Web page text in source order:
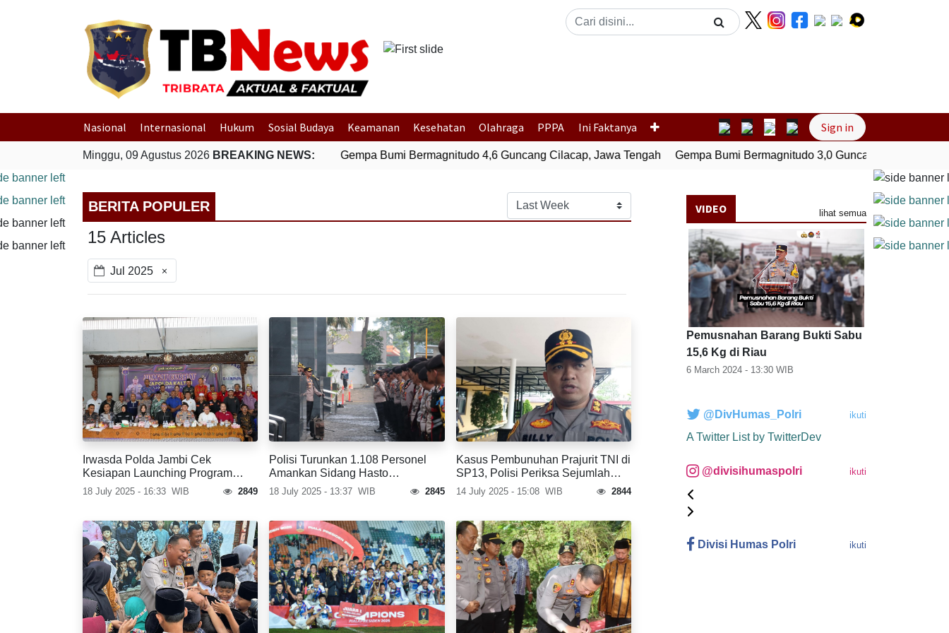
Nasional Internasional Hukum Sosial Budaya Keamanan Kesehatan Olahraga PPPA Ini Faktanya Sign in
Minggu, 09 Agustus 2026 BREAKING NEWS: Gempa Bumi Bermagnitudo 4,6 Guncang Cilacap, Jawa Tengah Gempa Bumi Bermagnitudo 3,0 Guncang Pesisir Barat,
BERITA POPULER
15 Articles
Jul 2025 ×
Irwasda Polda Jambi Cek
Kesiapan Launching Program
Pemenuhan Gizi
18 July 2025 - 16:33 WIB 2849
Polisi Turunkan 1.108 Personel
Amankan Sidang Hasto
Kristiyanto, di PN Jakpus
18 July 2025 - 13:37 WIB 2845
Kasus Pembunuhan Prajurit TNI di
SP13, Polisi Periksa Sejumlah
Saksi
14 July 2025 - 15:08 WIB 2844
VIDEO lihat semua
Pemusnahan Barang Bukti Sabu
15,6 Kg di Riau
6 March 2024 - 13:30 WIB
@DivHumas_Polri ikuti
A Twitter List by TwitterDev
@divisihumaspolri ikuti
Divisi Humas Polri ikuti